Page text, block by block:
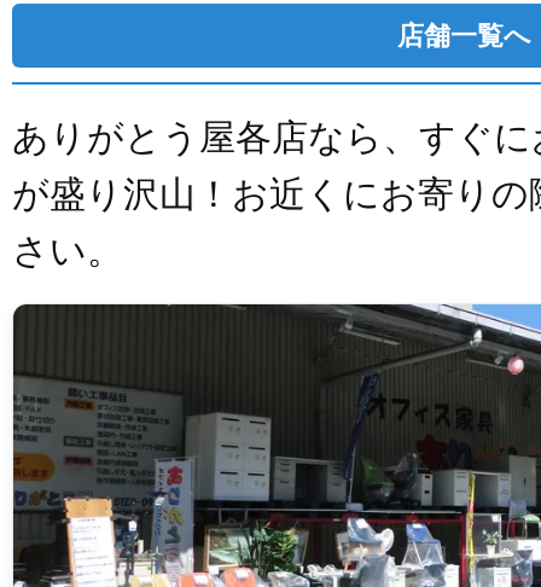
店舗一覧へ
ありがとう屋各店なら、すぐ
が盛り沢山！お近くにお寄り
さい。